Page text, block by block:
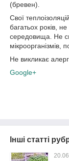
(бревен).
Свої
багатьох років,
середовища. Не
мікроорганізмів,
Не викликає
Google+
Інші статті